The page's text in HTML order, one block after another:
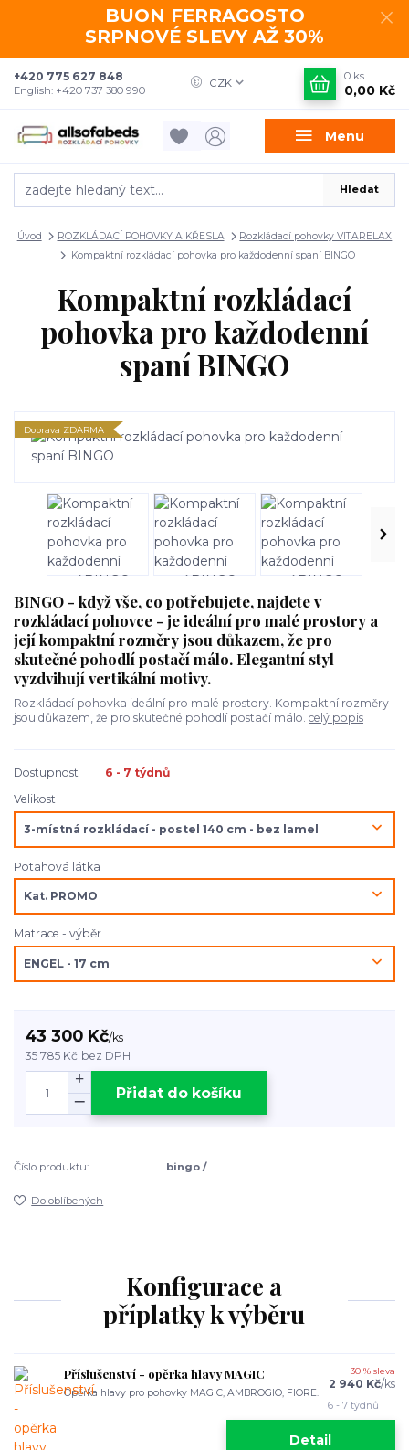
BUON FERRAGOSTO
SRPNOVÉ SLEVY AŽ 30%
Menu
CZK
Hledat
+420 775 627 848
English: +420 737 380 990
0 ks
0,00 Kč
Úvod ROZKLÁDACÍ POHOVKY A KŘESLA
Rozkládací pohovky VITARELAX
Kompaktní rozkládací pohovka pro každodenní spaní BINGO
Kompaktní rozkládací
pohovka pro každodenní
spaní BINGO
Doprava ZDARMA
BINGO - když vše, co potřebujete, najdete v
rozkládací pohovce - je ideální pro malé prostory a
její kompaktní rozměry jsou důkazem, že pro
skutečné pohodlí postačí málo. Elegantní styl
vyzdvihují vertikální motivy.
Rozkládací pohovka ideální pro malé prostory. Kompaktní rozměry
jsou důkazem, že pro skutečné pohodlí postačí málo. celý popis
Dostupnost
6 - 7 týdnů
Velikost
Potahová látka
Matrace - výběr
43 300 Kč/ks
35 785 Kč bez DPH
Přidat do košíku
Číslo produktu: bingo /
Do oblíbených
Konfigurace a
příplatky k výběru
Příslušenství - opěrka hlavy MAGIC
Opěrka hlavy pro pohovky MAGIC, AMBROGIO, FIORE.
30 % sleva
2 940 Kč/ks
6 - 7 týdnů
Detail